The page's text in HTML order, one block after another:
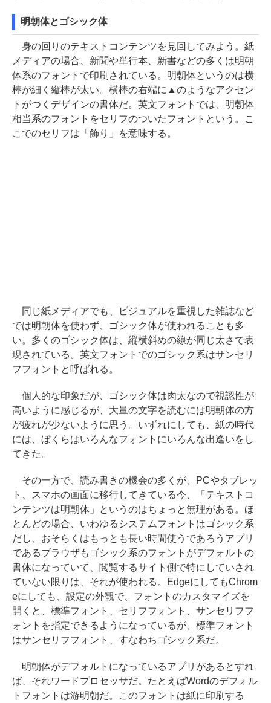
明朝体とゴシック体
身の回りのテキストコンテンツを見回してみよう。紙
メディアの場合、新聞や単行本、新書などの多くは明朝
体系のフォントで印刷されている。明朝体というのは横
棒が細く縦棒が太い。横棒の右端に▲のようなアクセン
トがつくデザインの書体だ。英文フォントでは、明朝体
相当系のフォントをセリフのついたフォントという。こ
こでのセリフは「飾り」を意味する。
同じ紙メディアでも、ビジュアルを重視した雑誌など
では明朝体を使わず、ゴシック体が使われることも多
い。多くのゴシック体は、縦横斜めの線が同じ太さで表
現されている。英文フォントでのゴシック系はサンセリ
フフォントと呼ばれる。
個人的な印象だが、ゴシック体は肉太なので視認性が
高いように感じるが、大量の文字を読むには明朝体の方
が疲れが少ないように思う。いずれにしても、紙の時代
には、ぼくらはいろんなフォントにいろんな出逢いをし
てきた。
その一方で、読み書きの機会の多くが、PCやタブレッ
ト、スマホの画面に移行してきている今、「テキストコ
ンテンツは明朝体」というのはちょっと無理がある。ほ
とんどの場合、いわゆるシステムフォントはゴシック系
だし、おそらくはもっとも長い時間使うであろうアプリ
であるブラウザもゴシック系のフォントがデフォルトの
書体になっていて、閲覧するサイト側で特にしていされ
ていない限りは、それが使われる。EdgeにしてもChrom
eにしても、設定の外観で、フォントのカスタマイズを
開くと、標準フォント、セリフフォント、サンセリフフ
ォントを指定できるようになっているが、標準フォント
はサンセリフフォント、すなわちゴシック系だ。
明朝体がデフォルトになっているアプリがあるとすれ
ば、それワードプロセッサだ。たとえばWordのデフォル
トフォントは游明朝だ。このフォントは紙に印刷する